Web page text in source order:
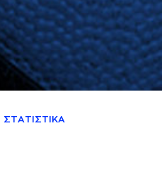
ΣΤAΤΙΣΤΙΚA